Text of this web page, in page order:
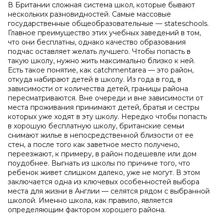
В Британии сложная система школ, которые бывают
нескольких разновидностей. Самые массовые
государственные общеобразовательные — stateschools.
Главное преимущество этих учебных заведений в том,
что они бесплатны, однако качество образования
подчас оставляет желать лучшего. Чтобы попасть в
такую школу, нужно жить максимально близко к ней.
Есть такое понятие, как catchmentarea — это район,
откуда набирают детей в школу. Из года в год, в
зависимости от количества детей, границы района
пересматриваются. Вне очереди и вне зависимости от
места проживания принимают детей, братья и сестры
которых уже ходят в эту школу. Нередко чтобы попасть
в хорошую бесплатную школу, британские семьи
снимают жилье в непосредственной близости от ее
стен, а после того как заветное место получено,
переезжают, к примеру, в район подешевле или дом
поудобнее. Выгнать из школы по причине того, что
ребенок живет слишком далеко, уже не могут. В этом
заключается одна из ключевых особенностей выбора
места для жизни в Англии — селятся рядом с выбранной
школой. Именно школа, как правило, является
определяющим фактором хорошего района.